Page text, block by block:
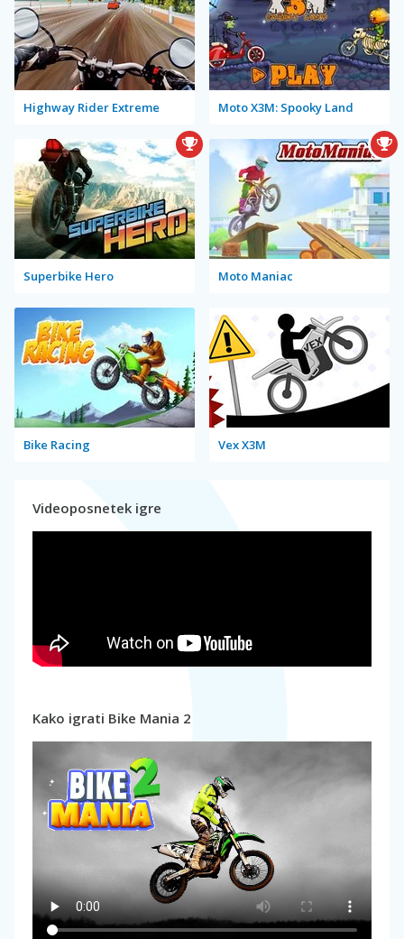
Highway Rider Extreme Moto X3M: Spooky Land
Superbike Hero Moto Maniac
Bike Racing Vex X3M
Videoposnetek igre
Kako igrati Bike Mania 2